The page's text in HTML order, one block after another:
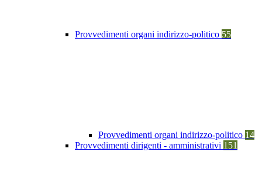
Provvedimenti organi indirizzo-politico 55
Provvedimenti organi indirizzo-politico 14
Provvedimenti dirigenti - amministrativi 151